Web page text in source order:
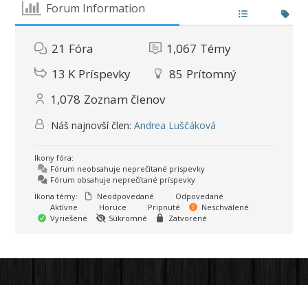
Forum Information
21 Fóra 1,067 Témy
13 K Príspevky 85 Prítomný
1,078 Zoznam členov
Náš najnovší člen:Andrea Luščáková
Ikony fóra:
Fórum neobsahuje neprečítané príspevky
Fórum obsahuje neprečítané príspevky
Ikona témy:
Neodpovedané
Odpovedané
Aktívne
Horúce Pripnuté
Neschválené
Vyriešené
Súkromné Zatvorené